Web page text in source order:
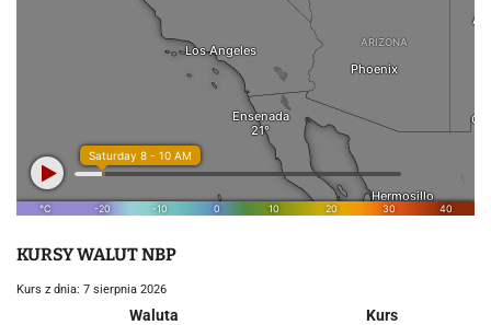
KURSY WALUT NBP
Kurs z dnia: 7 sierpnia 2026
Waluta
Kurs